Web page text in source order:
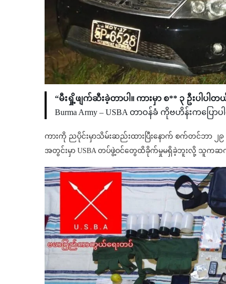
“မီးရှို့ဖျက်ဆီးခဲ့တာပါ။ ကားမှာ စ** ၃ ဦးပါပ
Burma Army – USBA တာဝန်ခံ ကိုဗဟိန်းကပြော
ကားကို ညပိုင်းမှာသိမ်းဆည်းထားပြီးနောက် စက်တင်ဘာ ၂၉
အတွင်းမှာ USBA တပ်ဖွဲ့ဝင်တွေထိခိုက်မှုမရှိခဲ့ဘူးလို့ သူကဆက်